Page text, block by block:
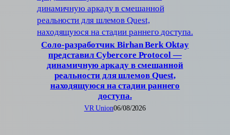
Соло-разработчик Birhan Berk Oktay
представил Cybercore Protocol —
динамичную аркаду в смешанной
реальности для шлемов Quest,
находящуюся на стадии раннего
доступа.
VR Union06/08/2026